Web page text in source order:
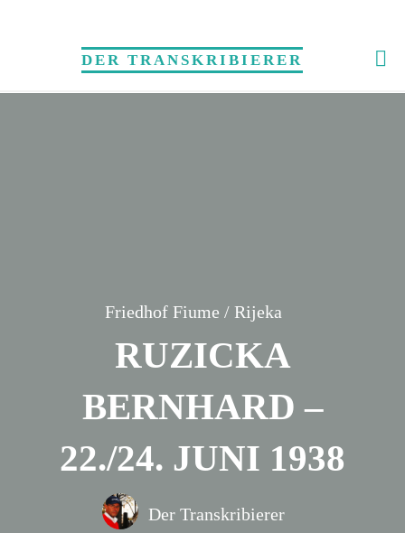
DER TRANSKRIBIERER
Friedhof Fiume / Rijeka
RUZICKA
BERNHARD –
22./24. JUNI 1938
Der Transkribierer